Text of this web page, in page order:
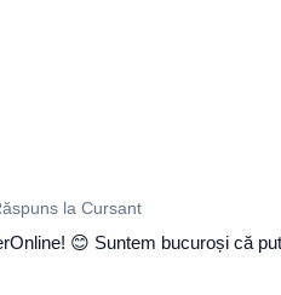
la Cursant
😊 Suntem bucuroși că